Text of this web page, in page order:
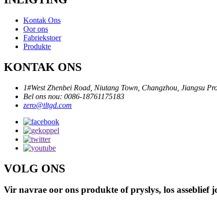
Kontak Ons
Oor ons
Fabriekstoer
Produkte
KONTAK ONS
1#West Zhenbei Road, Niutang Town, Changzhou, Jiangsu
Bel ons nou: 0086-18761175183
zero@tltgd.com
VOLG ONS
Vir navrae oor ons produkte of pryslys, los asseblief